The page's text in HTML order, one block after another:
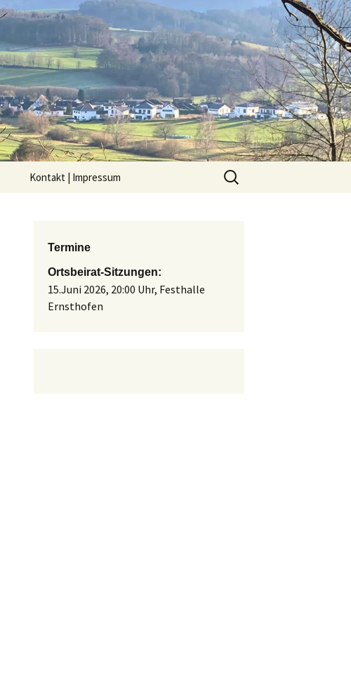
Kontakt | Impressum
Termine
Ortsbeirat-Sitzungen:
15.Juni 2026, 20:00 Uhr, Festhalle
Ernsthofen